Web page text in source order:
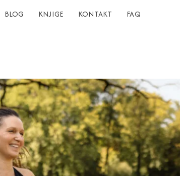
BLOG KNJIGE KONTAKT FAQ